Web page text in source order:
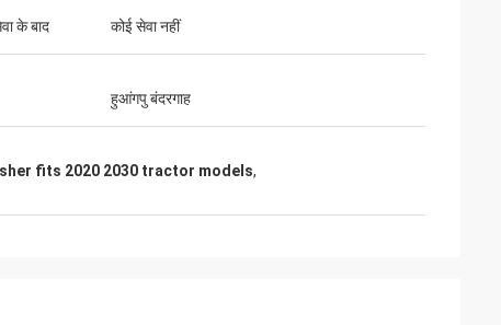
के बाद कोई सेवा नहीं
हुआंगपु बंदरगाह
fits 2020 2030 tractor models,